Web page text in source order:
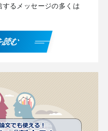
るメッセージの多くは
読む